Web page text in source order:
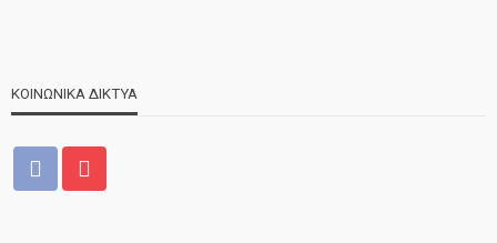
ΚΟΙΝΩΝΙΚΑ ΔΙΚΤΥΑ